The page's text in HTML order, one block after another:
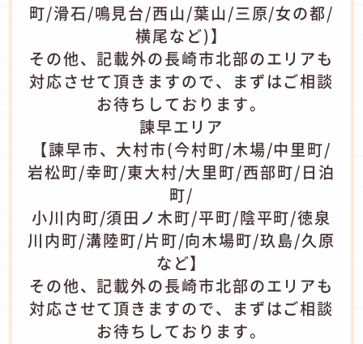
町/滑石/鳴見台/西山/葉山/三原/女の都/
横尾など)】
その他、記載外の長崎市北部のエリアも
対応させて頂きますので、まずはご相談
お待ちしております。
諫早エリア
【諫早市、大村市(今村町/木場/中里町/
岩松町/幸町/東大村/大里町/西部町/日泊
町/
小川内町/須田ノ木町/平町/陰平町/徳泉
川内町/溝陸町/片町/向木場町/玖島/久原
など】
その他、記載外の長崎市北部のエリアも
対応させて頂きますので、まずはご相談
お待ちしております。